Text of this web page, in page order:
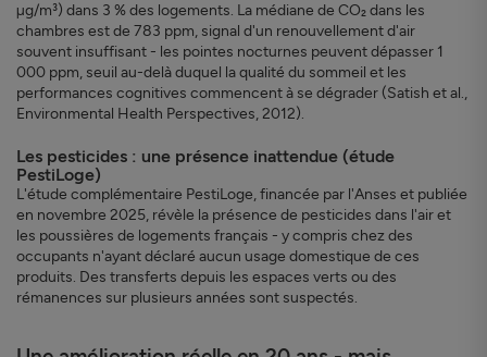
µg/m³) dans 3 % des logements. La médiane de CO₂ dans les
chambres est de 783 ppm, signal d'un renouvellement d'air
souvent insuffisant - les pointes nocturnes peuvent dépasser 1
000 ppm, seuil au-delà duquel la qualité du sommeil et les
performances cognitives commencent à se dégrader (Satish et al.,
Environmental Health Perspectives, 2012).
Les pesticides : une présence inattendue (étude
PestiLoge)
L'étude complémentaire PestiLoge, financée par l'Anses et publiée
en novembre 2025, révèle la présence de pesticides dans l'air et
les poussières de logements français - y compris chez des
occupants n'ayant déclaré aucun usage domestique de ces
produits. Des transferts depuis les espaces verts ou des
rémanences sur plusieurs années sont suspectés.